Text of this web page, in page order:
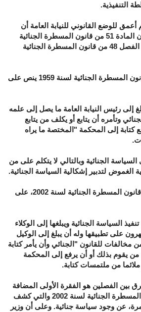
التنفيذية.
للوضع القانوني للنيابة العامة أن
نقف عند صياغة ومضمون المادة 51 من قانون المسطرة الجنائية
لسنة 2002 ومقارنتها مع الفصل 48 من قانون المسطرة الجنائية
ذلك أن الفصل 48 من قانون المسطرة الجنائية لسنة 1959 ينص على
إلى رئيس النيابة العامة ما يصل إلى علمه
وتأمره أن يتابع أو يكلف من يتابع
كتابة إلى المحكمة "المختصة ما يراه
الجنائية وبالتالي لا يتكلم على من
الغموض لتدبير إشكالية السياسة الجنائية.
بينما تنص المادة 51 من قانون المسطرة الجنائية لسنة 2002، على
السياسة الجنائية ويبلغها إلى الوكلاء
على تطبيقها وله أن يبلغ إلى الوكيل
مخالفات للقانون "الجنائي وأن يأمر كتابة
من يقوم بذلك أو أن يرفع إلى المحكمة
من ملتمسات كتابة.
بين الفصلين هو الفقرة الأولى المضافة
في المادة 51 من قانون المسطرة الجنائية لسنة 2002 والتي كشف
عن وجود سياسة جنائية. وعلى أن وزير